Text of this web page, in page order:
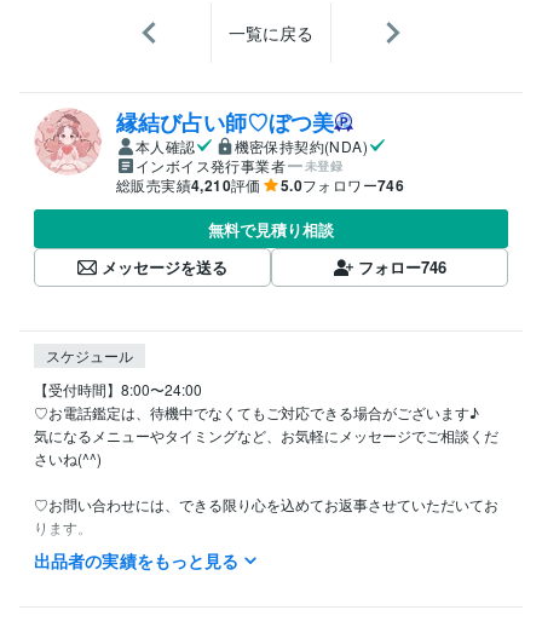
一覧に戻る
縁結び占い師♡ぼつ美
本人確認
機密保持契約(NDA)
インボイス発行事業者
未登録
総販売実績4,210評価 5.0フォロワー746
無料で見積り相談
メッセージを送る
フォロー746
スケジュール
【受付時間】8:00〜24:00
♡お電話鑑定は、待機中でなくてもご対応できる場合がございます♪
気になるメニューやタイミングなど、お気軽にメッセージでご相談くだ
さいね(^^)
♡お問い合わせには、できる限り心を込めてお返事させていただいてお
ります。
セッションや対面鑑定の合間を見て、なるべく24時間以内にご返信・施
術を行えるよう心がけております。
出品者の実績をもっと見る